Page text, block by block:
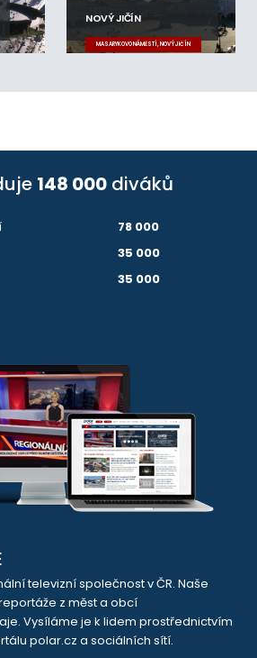
NOVÝ JIČÍN
MASARYKOVO NÁMĚSTÍ, NOVÝ JIČÍN
148 000 diváků
78 000
35 000
35 000
televizní společnost v ČR. Naše
z měst a obcí
Vysíláme je k lidem prostřednictvím
polar.cz a sociálních sítí.